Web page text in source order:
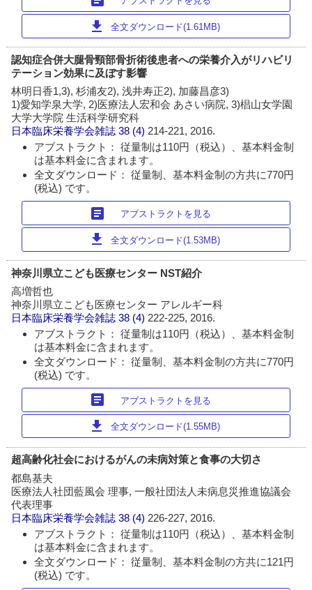
download 全文ダウンロード(1.61MB)
認知症合併大腿骨頸部骨折術後患者への栄養介入がリハビリ
テーション効果に及ぼす影響
林明日香1,3), 杉浦友2), 浅井寿正2), 加藤昌彦3)
1)愛知学泉大学, 2)医療法人宏和会 あさい病院, 3)椙山女学園
大学大学院 生活科学研究科
日本臨床栄養学会雑誌 38 (4)214-221, 2016.
アブストラクト： 従量制は110円（税込）、基本料金制
は基本料金に含まれます。
全文ダウンロード： 従量制、基本料金制の方共に770円
(税込) です。
article アブストラクトを見る
download 全文ダウンロード(1.53MB)
神奈川県立こども医療センター NST紹介
高増哲也
神奈川県立こども医療センター アレルギー科
日本臨床栄養学会雑誌 38 (4) 222-225, 2016.
アブストラクト： 従量制は110円（税込）、基本料金制
は基本料金に含まれます。
全文ダウンロード： 従量制、基本料金制の方共に770円
(税込) です。
article アブストラクトを見る
download 全文ダウンロード(1.55MB)
超高齢化社会におけるがんの未病対策と食事の大切さ
都島基夫
医療法人社団藍風会 理事, 一般社団法人未病息災推進協議会
代表理事
日本臨床栄養学会雑誌 38 (4) 226-227, 2016.
アブストラクト： 従量制は110円（税込）、基本料金制
は基本料金に含まれます。
全文ダウンロード： 従量制、基本料金制の方共に121円
(税込) です。